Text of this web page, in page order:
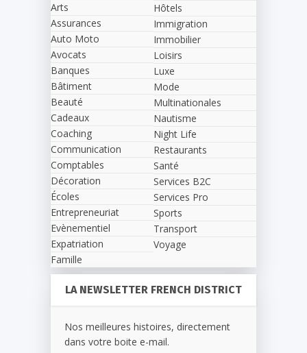
Arts
Assurances
Auto Moto
Avocats
Banques
Bâtiment
Beauté
Cadeaux
Coaching
Communication
Comptables
Décoration
Écoles
Entrepreneuriat
Evènementiel
Expatriation
Famille
Hôtels
Immigration
Immobilier
Loisirs
Luxe
Mode
Multinationales
Nautisme
Night Life
Restaurants
Santé
Services B2C
Services Pro
Sports
Transport
Voyage
LA NEWSLETTER FRENCH DISTRICT
Nos meilleures histoires, directement
dans votre boite e-mail.